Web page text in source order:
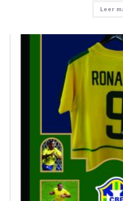
Leer